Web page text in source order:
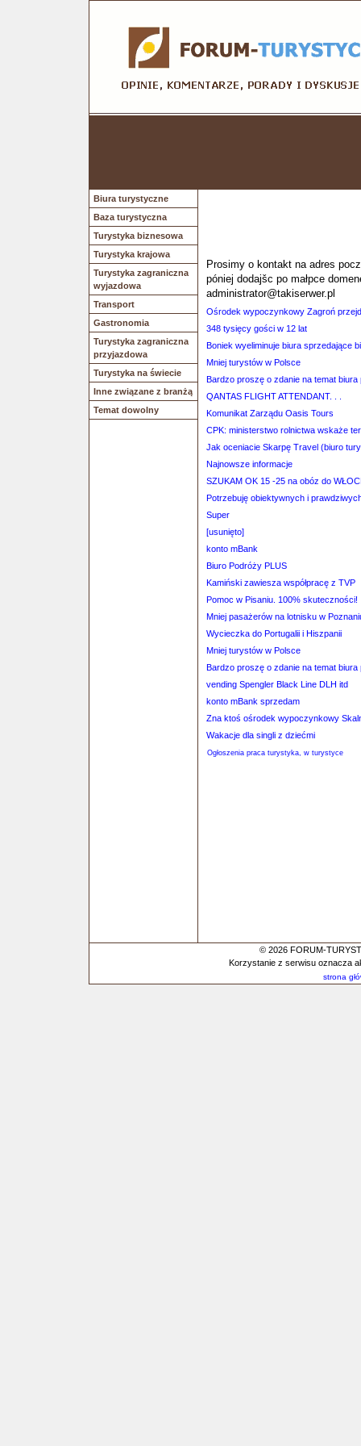
Biura turystyczne
Baza turystyczna
Turystyka biznesowa
Turystyka krajowa
Turystyka zagraniczna
wyjazdowa
Transport
Gastronomia
Turystyka zagraniczna
przyjazdowa
Turystyka na świecie
Inne związane z branżą
Temat dowolny
Prosimy o kontakt na adres
póniej dodajšc po małpce
administrator@takiserwer.pl
Ośrodek wypoczynkowy Zagroń
348 tysięcy gości w 12 lat
Boniek wyeliminuje biura sprzedające
Mniej turystów w Polsce
Bardzo proszę o zdanie na temat
QANTAS FLIGHT ATTENDANT. . .
Komunikat Zarządu Oasis Tours
CPK: ministerstwo rolnictwa wskaże
Jak oceniacie Skarpę Travel (biuro
Najnowsze informacje
SZUKAM OK 15 -25 na obóz do
Potrzebuję obiektywnych i
Super
[usunięto]
konto mBank
Biuro Podróży PLUS
Kamiński zawiesza współpracę z TVP
Pomoc w Pisaniu. 100% skuteczności!
Mniej pasażerów na lotnisku w
Wycieczka do Portugalii i Hiszpanii
Mniej turystów w Polsce
Bardzo proszę o zdanie na temat
vending Spengler Black Line DLH itd
konto mBank sprzedam
Zna ktoś ośrodek wypoczynkowy
Wakacje dla singli z dziećmi
Ogłoszenia praca turystyka, w turystyce
© 2026 FORUM-
Korzystanie z serwisu oznacza
strona